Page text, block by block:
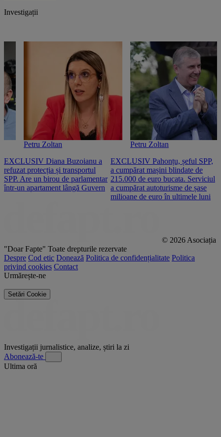
Investigații
Petru Zoltan
EXCLUSIV Diana Buzoianu a
refuzat protecția și transportul
SPP. Are un birou de parlamentar
într-un apartament lângă Guvern
Petru Zoltan
EXCLUSIV Pahonțu, șeful SPP,
a cumpărat mașini blindate de
215.000 de euro bucata. Serviciul
a cumpărat autoturisme de șase
milioane de euro în ultimele luni
© 2026 Asociația
"Doar Fapte" Toate drepturile rezervate
Despre Cod etic Donează Politica de confidențialitate Politica
privind cookies Contact
Urmărește-ne
Setări Cookie
Investigații jurnalistice, analize, știri la zi
Abonează-te
Ultima oră